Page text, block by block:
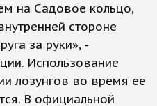
на Садовое кольцо,
стороне
за руки», -
Использование
лозунгов во время ее
В официальной